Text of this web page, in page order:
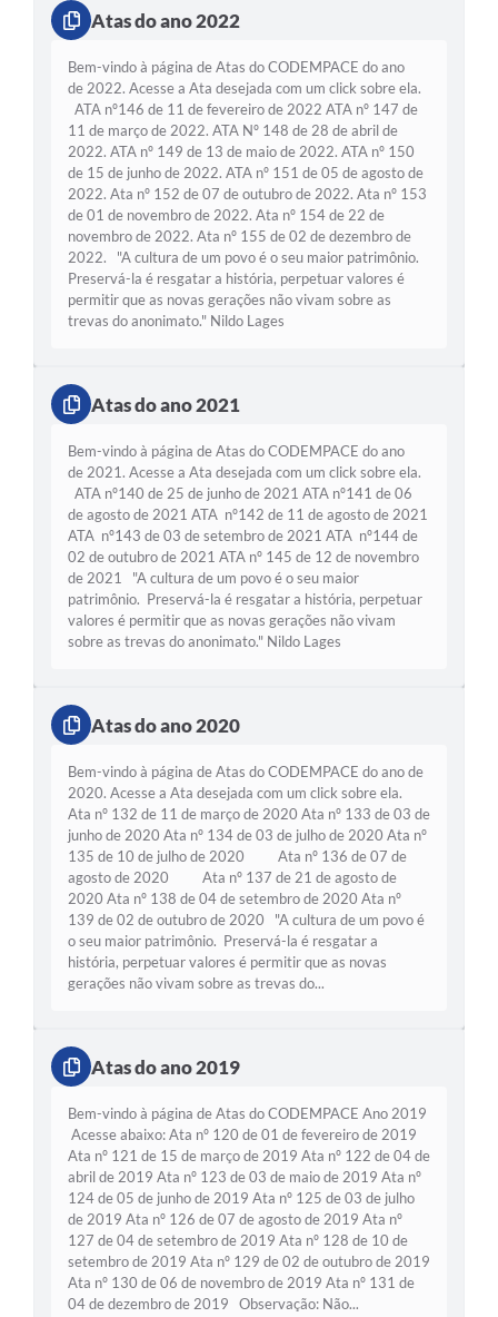
Atas do ano 2022
Bem-vindo à página de Atas do CODEMPACE do ano
de 2022. Acesse a Ata desejada com um click sobre ela.
ATA nº146 de 11 de fevereiro de 2022 ATA nº 147 de
11 de março de 2022. ATA Nº 148 de 28 de abril de
2022. ATA nº 149 de 13 de maio de 2022. ATA nº 150
de 15 de junho de 2022. ATA nº 151 de 05 de agosto de
2022. Ata nº 152 de 07 de outubro de 2022. Ata nº 153
de 01 de novembro de 2022. Ata nº 154 de 22 de
novembro de 2022. Ata nº 155 de 02 de dezembro de
2022. "A cultura de um povo é o seu maior patrimônio.
Preservá-la é resgatar a história, perpetuar valores é
permitir que as novas gerações não vivam sobre as
trevas do anonimato." Nildo Lages
Atas do ano 2021
Bem-vindo à página de Atas do CODEMPACE do ano
de 2021. Acesse a Ata desejada com um click sobre ela.
ATA nº140 de 25 de junho de 2021 ATA nº141 de 06
de agosto de 2021 ATA nº142 de 11 de agosto de 2021
ATA nº143 de 03 de setembro de 2021 ATA nº144 de
02 de outubro de 2021 ATA nº 145 de 12 de novembro
de 2021 "A cultura de um povo é o seu maior
patrimônio. Preservá-la é resgatar a história, perpetuar
valores é permitir que as novas gerações não vivam
sobre as trevas do anonimato." Nildo Lages
Atas do ano 2020
Bem-vindo à página de Atas do CODEMPACE do ano de
2020. Acesse a Ata desejada com um click sobre ela.
Ata nº 132 de 11 de março de 2020 Ata nº 133 de 03 de
junho de 2020 Ata nº 134 de 03 de julho de 2020 Ata nº
135 de 10 de julho de 2020 Ata nº 136 de 07 de
agosto de 2020 Ata nº 137 de 21 de agosto de
2020 Ata nº 138 de 04 de setembro de 2020 Ata nº
139 de 02 de outubro de 2020 "A cultura de um povo é
o seu maior patrimônio. Preservá-la é resgatar a
história, perpetuar valores é permitir que as novas
gerações não vivam sobre as trevas do...
Atas do ano 2019
Bem-vindo à página de Atas do CODEMPACE Ano 2019
Acesse abaixo: Ata nº 120 de 01 de fevereiro de 2019
Ata nº 121 de 15 de março de 2019 Ata nº 122 de 04 de
abril de 2019 Ata nº 123 de 03 de maio de 2019 Ata nº
124 de 05 de junho de 2019 Ata nº 125 de 03 de julho
de 2019 Ata nº 126 de 07 de agosto de 2019 Ata nº
127 de 04 de setembro de 2019 Ata nº 128 de 10 de
setembro de 2019 Ata nº 129 de 02 de outubro de 2019
Ata nº 130 de 06 de novembro de 2019 Ata nº 131 de
04 de dezembro de 2019 Observação: Não...